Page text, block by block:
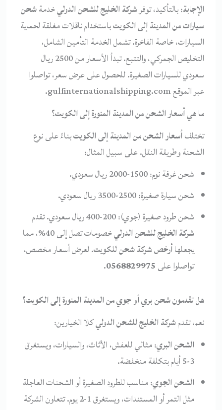
الإجابة: بالتأكيد، توفرشركة الخليج للشحن الدوليخدمةشحن
سيارات من المدينة إلى الكويتباستخدام ناقلات مغلقة لحماية
السيارات، خاصة الفاخرة. تشمل الخدمة التأمين الشامل،
التخليص الجمركي، والتتبع. تبدأ الأسعار من 2500 ريال
سعودي للسيارات الصغيرة. للحصول على عرض سعر، تواصلوا
عبر الموقع gulfinternationalshipping.com.
ما هي أسعار الشحن من المدينة المنورة إلى الكويت؟
تختلفأسعار الشحن من المدينة إلى الكويتبناءً على نوع
الشحنة وطريقة النقل. على سبيل المثال:
شحن غرفة نوم: 1500-2000 ريال سعودي.
شحن سيارة صغيرة: 2500-3500 ريال سعودي.
شحن طرود صغيرة (جوي): 200-400 ريال سعودي. تقدم
شركة الخليج للشحن الدولي
خصومات تصل إلى 40%، مما
يجعلهاأرخص شركة شحن للكويت. لعرض أسعار مخصص،
تواصلوا على0568829975
.
هل تقدمون شحن بري أو جوي من المدينة المنورة إلى الكويت؟
نعم، تقدمشركة الخليج للشحن الدوليكلا الخيارين:
الشحن البري: مثالي للعفش، الأثاث، والسيارات، ويستغرق
3-5 أيام بتكلفة منخفضة.
الشحن الجوي: مناسب للطرود الصغيرة أو الشحنات العاجلة
مثل التمر أو المستندات، ويستغرق 1-2 يوم. تتعاون الشركة